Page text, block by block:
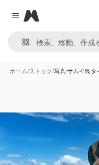
Close menu
Magnific
ホーム/ストック/写真/サムイ島タ